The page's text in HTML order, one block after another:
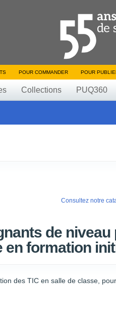
POUR COMMANDER POUR
Collections PUQ360
Consultez notre
de niveau
en formation
des TIC en salle de classe,